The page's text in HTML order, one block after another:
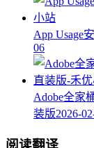
App Usage
06
Adobe全家
装版2026-
阅读翻译